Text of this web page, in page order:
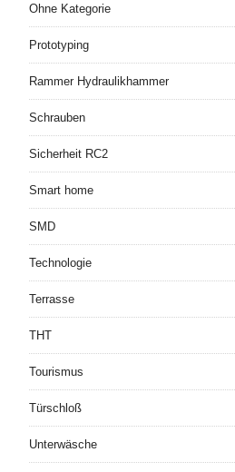
Ohne Kategorie
Prototyping
Rammer Hydraulikhammer
Schrauben
Sicherheit RC2
Smart home
SMD
Technologie
Terrasse
THT
Tourismus
Türschloß
Unterwäsche